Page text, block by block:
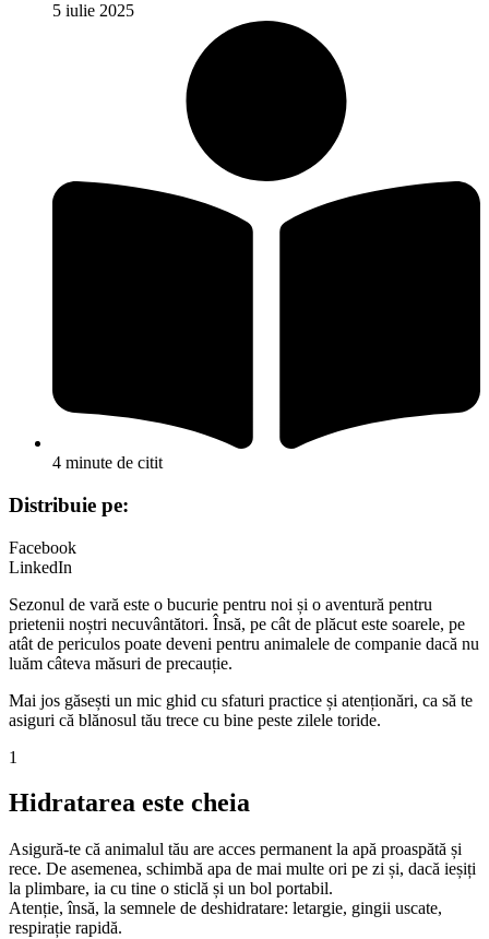
5 iulie 2025
4 minute de citit
Distribuie pe:
Facebook
LinkedIn
Sezonul de vară este o bucurie pentru noi și o aventură pentru
prietenii noștri necuvântători. Însă, pe cât de plăcut este soarele, pe
atât de periculos poate deveni pentru animalele de companie dacă nu
luăm câteva măsuri de precauție.
Mai jos găsești un mic ghid cu sfaturi practice și atenționări, ca să te
asiguri că blănosul tău trece cu bine peste zilele toride.
1
Hidratarea este cheia
Asigură-te că animalul tău are acces permanent la apă proaspătă și
rece. De asemenea, schimbă apa de mai multe ori pe zi și, dacă ieșiți
la plimbare, ia cu tine o sticlă și un bol portabil.
Atenție, însă, la semnele de deshidratare: letargie, gingii uscate,
respirație rapidă.